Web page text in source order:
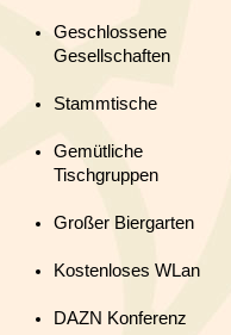
Geschlossene
Gesellschaften
Stammtische
Gemütliche
Tischgruppen
Großer Biergarten
Kostenloses WLan
DAZN Konferenz